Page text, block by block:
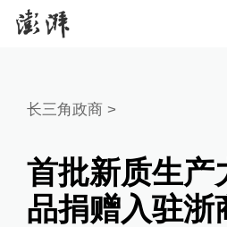
长三角政商 >
首批新质生产
品捐赠入驻浙